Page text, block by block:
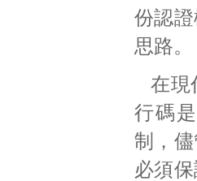
份認
思路。
在現
行碼
制，
必須